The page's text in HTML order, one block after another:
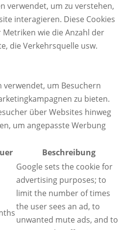
verwendet, um zu verstehen,
interagieren. Diese Cookies
wie die Anzahl der
die Verkehrsquelle usw.
verwendet, um Besuchern
zu bieten.
über Websites hinweg
um angepasste Werbung
Beschreibung
Google sets the cookie for
advertising purposes; to
limit the number of times
the user sees an ad, to
unwanted mute ads, and to